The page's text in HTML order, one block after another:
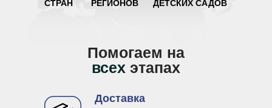
СТРАН РЕГИОНОВ ДЕТСКИХ САДОВ
Помогаем на
всех этапах
Доставка